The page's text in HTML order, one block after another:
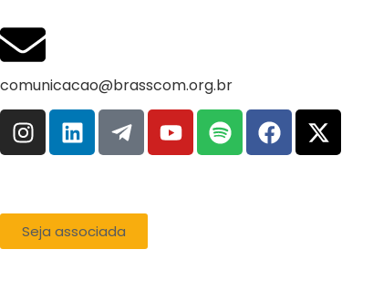
comunicacao@brasscom.org.br
Seja associada